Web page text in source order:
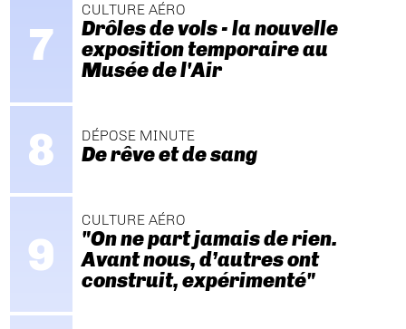
CULTURE AÉRO
Drôles de vols - la nouvelle
exposition temporaire au
Musée de l'Air
DÉPOSE MINUTE
De rêve et de sang
CULTURE AÉRO
"On ne part jamais de rien.
Avant nous, d’autres ont
construit, expérimenté"